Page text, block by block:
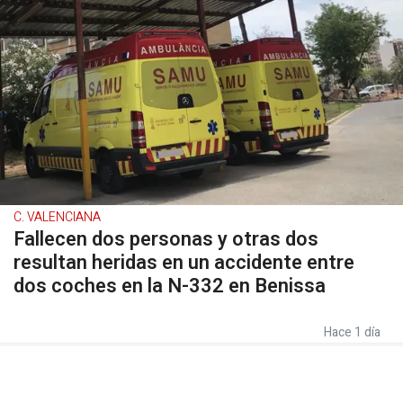
C. VALENCIANA
Fallecen dos personas y otras dos
resultan heridas en un accidente entre
dos coches en la N-332 en Benissa
Hace 1 día